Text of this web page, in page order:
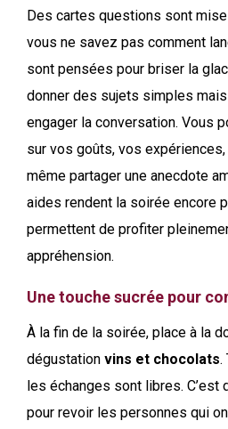
Des cartes questions sont
vous ne savez pas comment
sont pensées pour briser la
donner des sujets simples
engager la conversation. Vous
sur vos goûts, vos
même partager une anecdote
aides rendent la soirée encore
permettent de profiter
appréhension.
Une touche sucrée pour
À la fin de la soirée, place à la
dégustation vins et chocolats.
les échanges sont libres. C’est
pour revoir les personnes qui